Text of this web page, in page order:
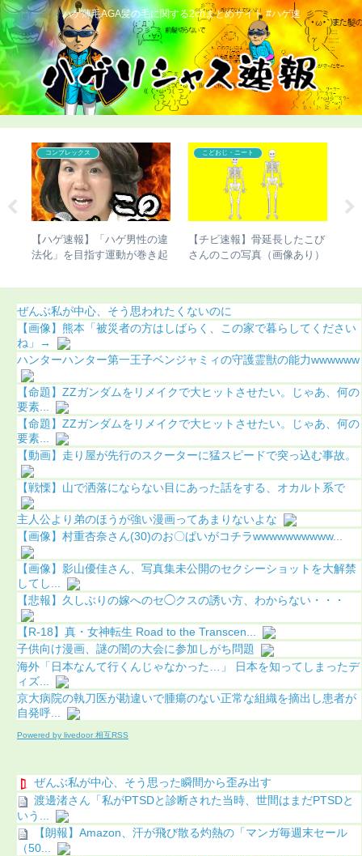
ハゲ薄毛AGA髪の毛に関する2chまとめサイト #ハゲ速
コンプレックス
【悲報】ケンドーコバヤシの
過去が壮絶すぎる
こどおじ・ニート
【ハゲ速報】ハゲたら人生終
了するという現実ｗｗｗ
ぜんぶ私が中心、そう思われたくないのに
【画像】熊本「被災者の方はしばらく、この家で暮らしてください
ね」→
ハンターハンター第一王子ベンジャミィの守護霊獣の能力wwwwww
【命題】ZZガンダムをリメイクで大ヒットさせたい。じゃあ、何の
要素...
【命題】ZZガンダムをリメイクで大ヒットさせたい。じゃあ、何の
要素...
【動画】走り屋が先行のスクーターに猛スピードで突っ込む事故。
【戦慄】山で洒落にならない目にあった話をする、オカルト系で
主人公より弟のほうが強い漫画ってあまりないよな
【画像】村重杏奈さん(30)のお〇ぱいがコチラwwwwwwwwww...
【画像】影山優佳さん、写真集未公開のセクシーショットを大解禁
してし...
【悲報】久しぶりの嫁へのセ◯クスの誘い方、わからない・・・
【R-18】真・女神転生 Road to the Transcen...
子供向け漫画、謎の闇の大会に参加しがち問題
海外「日本なんて行くんじゃなかった…」 日本を知ってしまったデ
ィズ...
京大病院の執刀医が勘違いで腫瘍のない正常な組織を摘出し患者が
自発呼...
Powered by livedoor 相互RSS
ぜんぶ私が中心、そう思った瞬間から歪み出す
渡邊渚さん「私がPTSDと診断された当時、世間はまだPTSDと
いう...
【朗報】Amazon、汗が飛び散る灼熱の「マンガ毎週末セール
（50...